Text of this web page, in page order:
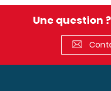
Une question